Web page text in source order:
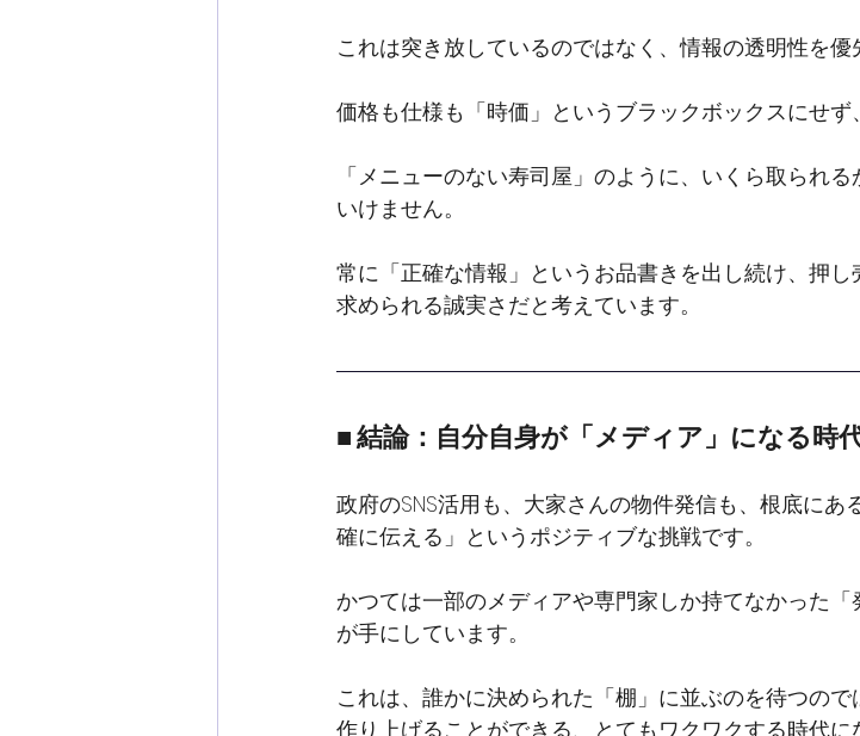
これは突き放しているのではなく、情報の透明性を優
価格も仕様も「時価」というブラックボックスにせず
「メニューのない寿司屋」のように、いくら取られ
いけません。
常に「正確な情報」というお品書きを出し続け、押
求められる誠実さだと考えています。
■ 結論：自分自身が「メディア」になる時
政府のSNS活用も、大家さんの物件発信も、根底に
確に伝える」というポジティブな挑戦です。
かつては一部のメディアや専門家しか持てなかった
が手にしています。
これは、誰かに決められた「棚」に並ぶのを待つの
作り上げることができる、とてもワクワクする時代に